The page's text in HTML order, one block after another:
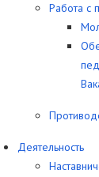
Работа с
Деятельность